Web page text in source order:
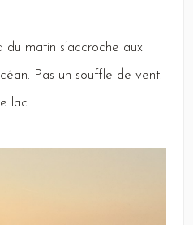
du matin s’accroche aux
Pas un souffle de vent.
lac.